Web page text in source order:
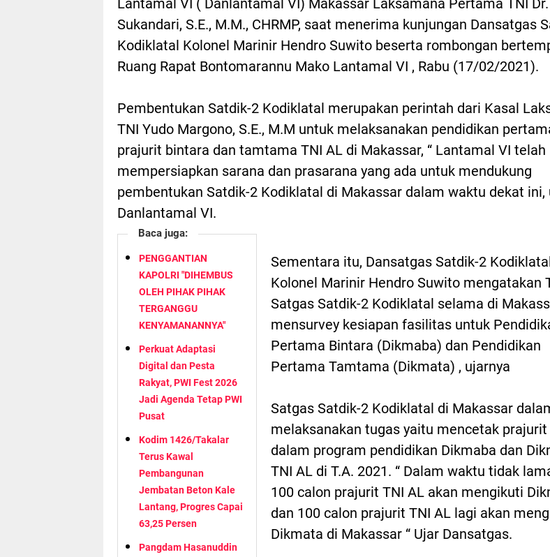
Lantamal VI ( Danlantamal VI) Makassar Laksamana Pertama TNI
Sukandari, S.E., M.M., CHRMP, saat menerima kunjungan Dansatgas
Kodiklatal Kolonel Marinir Hendro Suwito beserta rombongan
Ruang Rapat Bontomarannu Mako Lantamal VI , Rabu (17/02/2021).
Pembentukan Satdik-2 Kodiklatal merupakan perintah dari Kasal
TNI Yudo Margono, S.E., M.M untuk melaksanakan pendidikan
prajurit bintara dan tamtama TNI AL di Makassar, “ Lantamal VI telah
mempersiapkan sarana dan prasarana yang ada untuk mendukung
pembentukan Satdik-2 Kodiklatal di Makassar dalam waktu dekat ini,
Danlantamal VI.
Baca juga:
PENGGANTIAN
KAPOLRI "DIHEMBUS
OLEH PIHAK PIHAK
TERGANGGU
KENYAMANANNYA"
Perkuat Adaptasi
Digital dan Pesta
Rakyat, PWI Fest 2026
Jadi Agenda Tetap PWI
Pusat
Kodim 1426/Takalar
Terus Kawal
Pembangunan
Jembatan Beton Kale
Lantang, Progres Capai
63,25 Persen
Pangdam Hasanuddin
Sementara itu, Dansatgas Satdik-2
Kolonel Marinir Hendro Suwito mengatakan
Satgas Satdik-2 Kodiklatal selama di
mensurvey kesiapan fasilitas untuk
Pertama Bintara (Dikmaba) dan Pendidikan
Pertama Tamtama (Dikmata) , ujarnya
Satgas Satdik-2 Kodiklatal di Makassar
melaksanakan tugas yaitu mencetak prajurit
dalam program pendidikan Dikmaba dan
TNI AL di T.A. 2021. “ Dalam waktu tidak
100 calon prajurit TNI AL akan mengikuti
dan 100 calon prajurit TNI AL lagi akan
Dikmata di Makassar “ Ujar Dansatgas.